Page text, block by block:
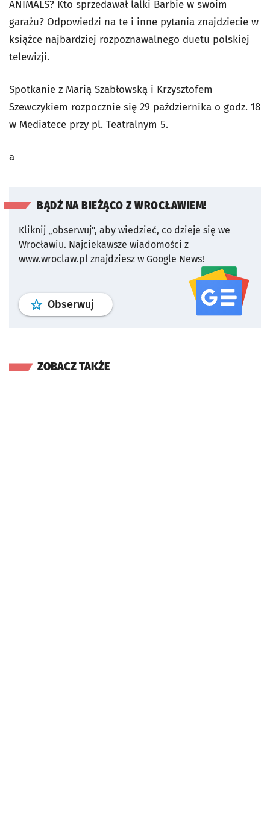
ANIMALS? Kto sprzedawał lalki Barbie w swoim
garażu? Odpowiedzi na te i inne pytania znajdziecie w
książce najbardziej rozpoznawalnego duetu polskiej
telewizji.
Spotkanie z Marią Szabłowską i Krzysztofem
Szewczykiem rozpocznie się 29 października o godz. 18
w Mediatece przy pl. Teatralnym 5.
a
BĄDŹ NA BIEŻĄCO Z WROCŁAWIEM!
Kliknij „obserwuj”, aby wiedzieć, co dzieje się we
Wrocławiu. Najciekawsze wiadomości z
www.wroclaw.pl znajdziesz w Google News!
Obserwuj profil serwisu
ZOBACZ TAKŻE